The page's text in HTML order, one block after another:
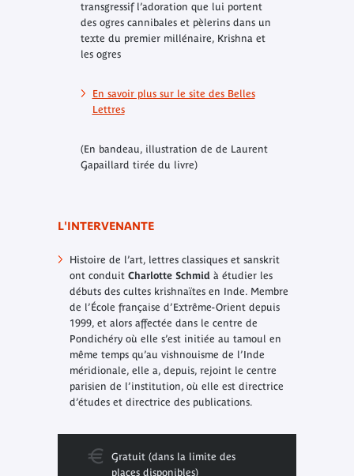
transgressif l’adoration que lui portent
des ogres cannibales et pèlerins dans un
texte du premier millénaire, Krishna et
les ogres
En savoir plus sur le site des Belles
Lettres
(En bandeau, illustration de de Laurent
Gapaillard tirée du livre)
L'INTERVENANTE
Histoire de l’art, lettres classiques et sanskrit
ont conduit Charlotte Schmid à étudier les
débuts des cultes krishnaïtes en Inde. Membre
de l’École française d’Extrême-Orient depuis
1999, et alors affectée dans le centre de
Pondichéry où elle s’est initiée au tamoul en
même temps qu’au vishnouisme de l’Inde
méridionale, elle a, depuis, rejoint le centre
parisien de l’institution, où elle est directrice
d’études et directrice des publications.
Gratuit (dans la limite des
places disponibles)